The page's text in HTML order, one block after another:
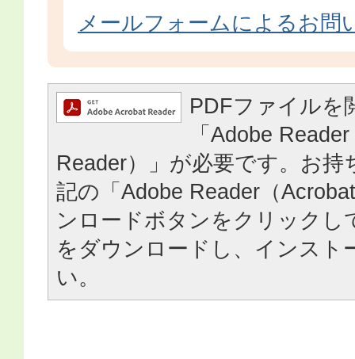
メールフォームによるお問
PDFファイルを
「Adobe
Reader）」が必要です。お持
記の「Adobe Reader（
ンロードボタンをクリックし
をダウンロードし、インスト
い。